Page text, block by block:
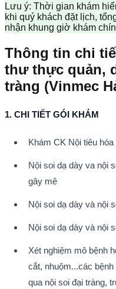
Lưu ý: Thời gian khám
khi quý khách đặt lịch,
nhận khung giờ khám
Thông tin chi
thư thực quản,
tràng (Vinmec
1. CHI TIẾT GÓI KHÁM
Khám CK Nội tiêu hóa
Nội soi dạ dày va nội
gây mê
Nội soi dạ dày và nội
Nội soi dạ dày và nội
Xét nghiệm mô bệnh
cắt, nhuộm...các
qua nội soi đại tràng,